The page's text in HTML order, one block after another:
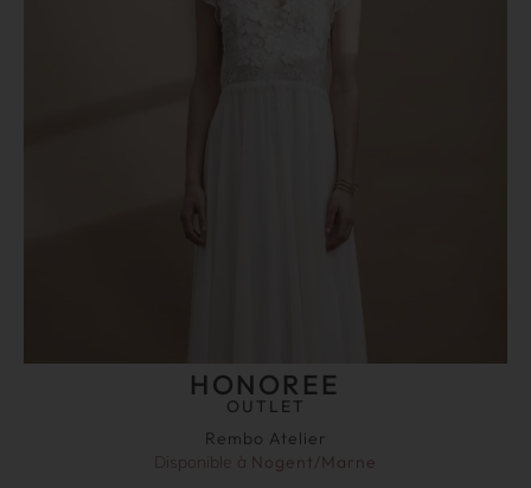
HONOREE
OUTLET
Rembo Atelier
Disponible à Nogent/Marne